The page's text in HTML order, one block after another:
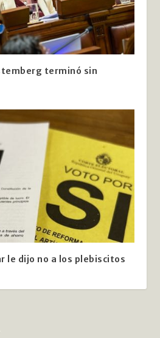
terminó sin
le dijo no a los plebiscitos